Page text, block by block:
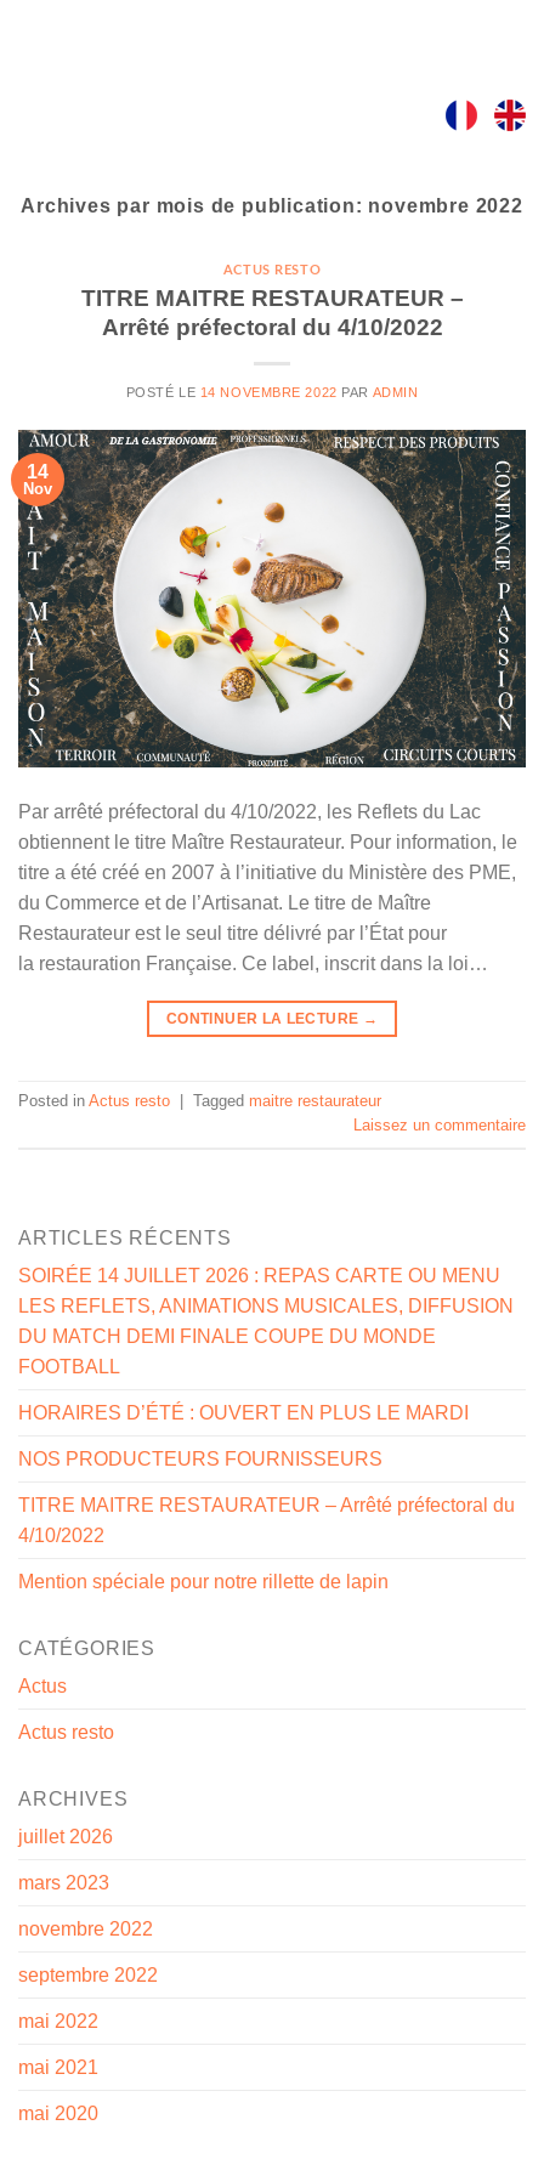
Archives par mois de publication: novembre 2022
ACTUS RESTO
TITRE MAITRE RESTAURATEUR –
Arrêté préfectoral du 4/10/2022
POSTÉ LE 14 NOVEMBRE 2022 PAR ADMIN
14
Nov
Par arrêté préfectoral du 4/10/2022, les Reflets du Lac
obtiennent le titre Maître Restaurateur. Pour information, le
titre a été créé en 2007 à l’initiative du Ministère des PME,
du Commerce et de l’Artisanat. Le titre de Maître
Restaurateur est le seul titre délivré par l’État pour
la restauration Française. Ce label, inscrit dans la loi…
CONTINUER LA LECTURE →
Posted in Actus resto Tagged maitre restaurateur
Laissez un commentaire
ARTICLES RÉCENTS
SOIRÉE 14 JUILLET 2026 : REPAS CARTE OU MENU
LES REFLETS, ANIMATIONS MUSICALES, DIFFUSION
DU MATCH DEMI FINALE COUPE DU MONDE
FOOTBALL
HORAIRES D’ÉTÉ : OUVERT EN PLUS LE MARDI
NOS PRODUCTEURS FOURNISSEURS
TITRE MAITRE RESTAURATEUR – Arrêté préfectoral du
4/10/2022
Mention spéciale pour notre rillette de lapin
CATÉGORIES
Actus
Actus resto
ARCHIVES
juillet 2026
mars 2023
novembre 2022
septembre 2022
mai 2022
mai 2021
mai 2020